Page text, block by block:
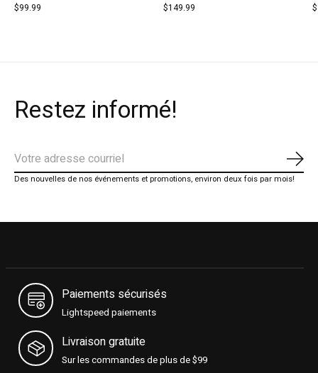
$99.99 $149.99
Restez informé!
Des nouvelles de nos événements et promotions, environ deux fois par mois!
Paiements sécurisés
Lightspeed paiements
Livraison gratuite
Sur les commandes de plus de $99